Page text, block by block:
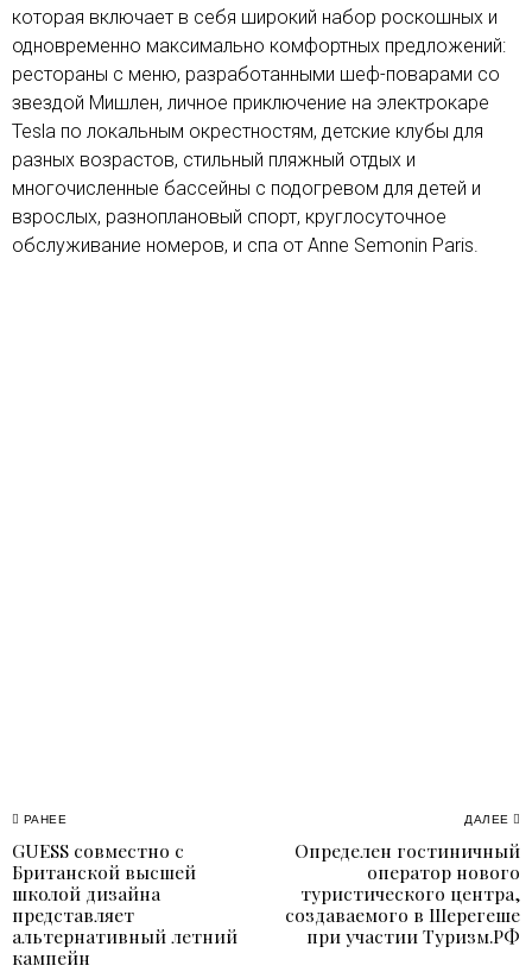
которая включает в себя широкий набор роскошных и
одновременно максимально комфортных предложений:
рестораны с меню, разработанными шеф-поварами со
звездой Мишлен, личное приключение на электрокаре
Tesla по локальным окрестностям, детские клубы для
разных возрастов, стильный пляжный отдых и
многочисленные бассейны с подогревом для детей и
взрослых, разноплановый спорт, круглосуточное
обслуживание номеров, и спа от Anne Semonin Paris.
Навигация
по
записям
РАНЕЕ
Previous
post:
GUESS совместно с
Британской высшей
школой дизайна
представляет
альтернативный летний
кампейн
ДАЛЕЕ
Определен гостиничный
оператор нового
туристического центра,
создаваемого в Шерегеше
при участии Туризм.РФ